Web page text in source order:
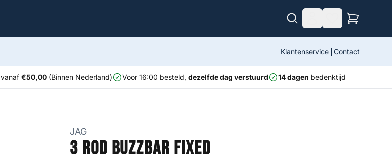
Klantenservice Contact
vanaf €50,00(Binnen Nederland) Voor 16:00 besteld, dezelfde dag verstuurd 14 dagen bedenktijd
JAG
3 Rod Buzzbar Fixed